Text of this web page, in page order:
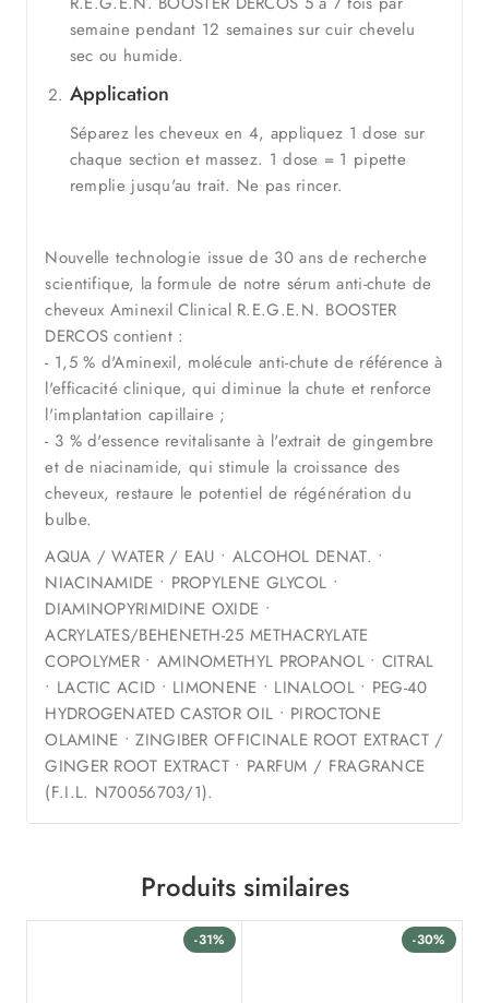
semaine pendant 12 semaines sur cuir chevelu
sec ou humide.
Application
Séparez les cheveux en 4, appliquez 1 dose sur
chaque section et massez. 1 dose = 1 pipette
remplie jusqu'au trait. Ne pas rincer.
Nouvelle technologie issue de 30 ans de recherche
scientifique, la formule de notre sérum anti-chute de
cheveux Aminexil Clinical R.E.G.E.N. BOOSTER
DERCOS contient :
- 1,5 % d'Aminexil, molécule anti-chute de référence à
l'efficacité clinique, qui diminue la chute et renforce
l'implantation capillaire ;
- 3 % d'essence revitalisante à l'extrait de gingembre
et de niacinamide, qui stimule la croissance des
cheveux, restaure le potentiel de régénération du
bulbe.
AQUA / WATER / EAU • ALCOHOL DENAT. •
NIACINAMIDE • PROPYLENE GLYCOL •
DIAMINOPYRIMIDINE OXIDE •
ACRYLATES/BEHENETH-25 METHACRYLATE
COPOLYMER • AMINOMETHYL PROPANOL • CITRAL
• LACTIC ACID • LIMONENE • LINALOOL • PEG-40
HYDROGENATED CASTOR OIL • PIROCTONE
OLAMINE • ZINGIBER OFFICINALE ROOT EXTRACT /
GINGER ROOT EXTRACT • PARFUM / FRAGRANCE
(F.I.L. N70056703/1).
Produits similaires
-31% -30%